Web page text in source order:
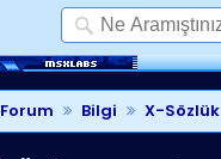
Forum Bilgi X-Sözlük